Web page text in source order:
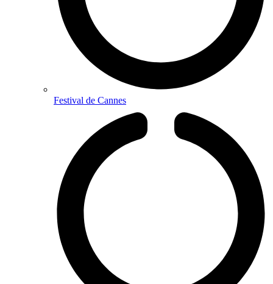
Festival de Cannes